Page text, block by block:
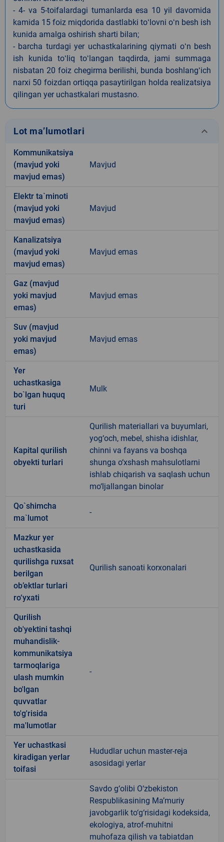
- 4- va 5-toifalardagi tumanlarda esa 10 yil davomida
kamida 15 foiz miqdorida dastlabki toʻlovni oʻn besh ish
kunida amalga oshirish sharti bilan;
- barcha turdagi yer uchastkalarining qiymati oʻn besh
ish kunida toʻliq toʻlangan taqdirda, jami summaga
nisbatan 20 foiz chegirma berilishi, bunda boshlangʻich
narxi 50 foizdan ortiqqa pasaytirilgan holda realizatsiya
qilingan yer uchastkalari mustasno.
Lot ma’lumotlari keyboard_arrow_down
Kommunikatsiya
(mavjud yoki
mavjud emas)
Mavjud
Elektr ta`minoti
(mavjud yoki
mavjud emas)
Mavjud
Kanalizatsiya
(mavjud yoki
mavjud emas)
Mavjud emas
Gaz (mavjud
yoki mavjud
emas)
Mavjud emas
Suv (mavjud
yoki mavjud
emas)
Mavjud emas
Yer
uchastkasiga
bo`lgan huquq
turi
Mulk
Kapital qurilish
obyekti turlari
Qurilish materiallari va buyumlari,
yog‘och, mebel, shisha idishlar,
chinni va fayans va boshqa
shunga o‘xshash mahsulotlarni
ishlab chiqarish va saqlash uchun
mo‘ljallangan binolar
Qo`shimcha
ma`lumot
-
Mazkur yer
uchastkasida
qurilishga ruxsat
berilgan
ob’ektlar turlari
ro‘yxati
Qurilish sanoati korxonalari
Qurilish
ob'yektini tashqi
muhandislik-
kommunikatsiya
tarmoqlariga
ulash mumkin
bo'lgan
quvvatlar
to'g'risida
ma'lumotlar
-
Yer uchastkasi
kiradigan yerlar
toifasi
Hududlar uchun master-reja
asosidagi yerlar
Savdo g‘olibi O‘zbekiston
Respublikasining Ma’muriy
javobgarlik to‘g‘risidagi kodeksida,
ekologiya, atrof-muhitni
muhofaza qilish va tabiatdan